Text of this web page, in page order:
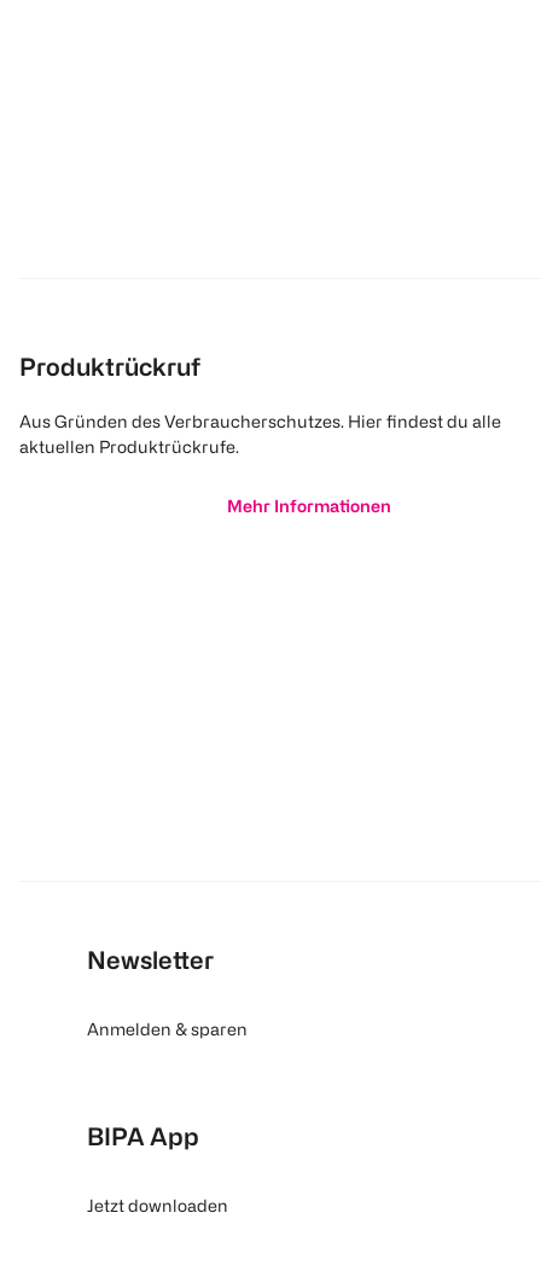
Produktrückruf
Aus Gründen des Verbraucherschutzes. Hier findest du alle
aktuellen Produktrückrufe.
Mehr Informationen
Newsletter
Anmelden & sparen
BIPA App
Jetzt downloaden